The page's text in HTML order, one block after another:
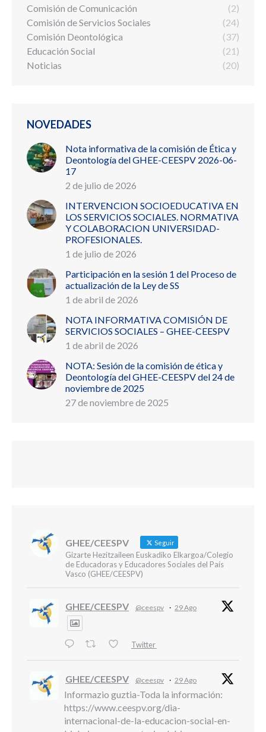
Comisión de Comunicación
(2)
Comisión de Servicios Sociales
(24)
Comisión Deontológica
(37)
Educación Social
(21)
Noticias
(20)
NOVEDADES
Nota informativa de la comisión de Ética y
Deontología del GHEE-CEESPV 2026-06-
17
2 de julio de 2026
INTERVENCION SOCIOEDUCATIVA EN
LOS SERVICIOS SOCIALES. NORMATIVA
Y COLABORACION UNIVERSIDAD-
PROFESIONALES.
1 de julio de 2026
Participación en la sesión 1 del Proceso de
actualización de la Ley de SS
1 de abril de 2026
NOTA INFORMATIVA COMISIÓN DE
SERVICIOS SOCIALES – GHEE-CEESPV
1 de abril de 2026
NOTA: Sesión de la comisión de ética y
Deontología del GHEE-CEESPV del 24 de
noviembre de 2025
27 de noviembre de 2025
GHEE/CEESPV Seguir
Gizarte Hezitzaileen Euskadiko Elkargoa/Colegio
de Educadoras y Educadores Sociales del País
Vasco (GHEE/CEESPV)
GHEE/CEESPV @ceespv · 29 Ago
Twitter
GHEE/CEESPV @ceespv · 29 Ago
Informazio guztia-Toda la información:
https://www.ceespv.org/dia-
internacional-de-la-educacion-social-en-